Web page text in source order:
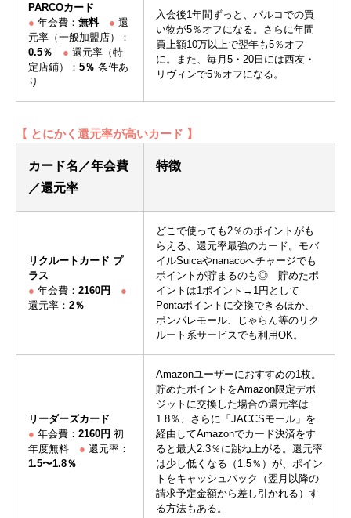
PARCOカード
● 年会費： 無料 ● 還
元率（一般加盟店）：
0.5％
● 還元率（特
定店鋪）： 5％ 条件あ
り
入会後1年間ずっと、パルコでの買
い物が5％オフになる。さらに年間
買上額10万以上で翌年も5％オフ
に。また、毎月5・20日には西友・
リヴィンで5％オフになる。
【 とにかく還元率が高いカード 】
カード名／年会費
／還元率
特徴
リクルートカード プ
ラス
● 年会費： 2160円
●
還元率： 2％
どこで使っても2％のポイントがも
らえる、還元率最強のカード。モバ
イルSuicaやnanacoへチャージでも
ポイントが貯まるのも◎ 貯めたポ
イントは1ポイント→1円として
Pontaポイントに交換できるほか、
ポンパレモール、じゃらん等のリク
ルート系サービスでも利用OK。
リーダーズカード
● 年会費： 2160円 初
年度無料 ● 還元率：
1.5〜1.8％
Amazonユーザーにおすすめの1枚。
貯めたポイントをAmazon限定デポ
ジットに交換した場合の還元率は
1.8％、さらに「JACCSモール」を
経由してAmazonでカード決済をす
ると最大2.3％に跳ね上がる。還元率
は少し低くなる（1.5％）が、ポイン
トをキャッシュバック（翌月以降の
請求予定金額から差し引かれる）す
る方法もある。